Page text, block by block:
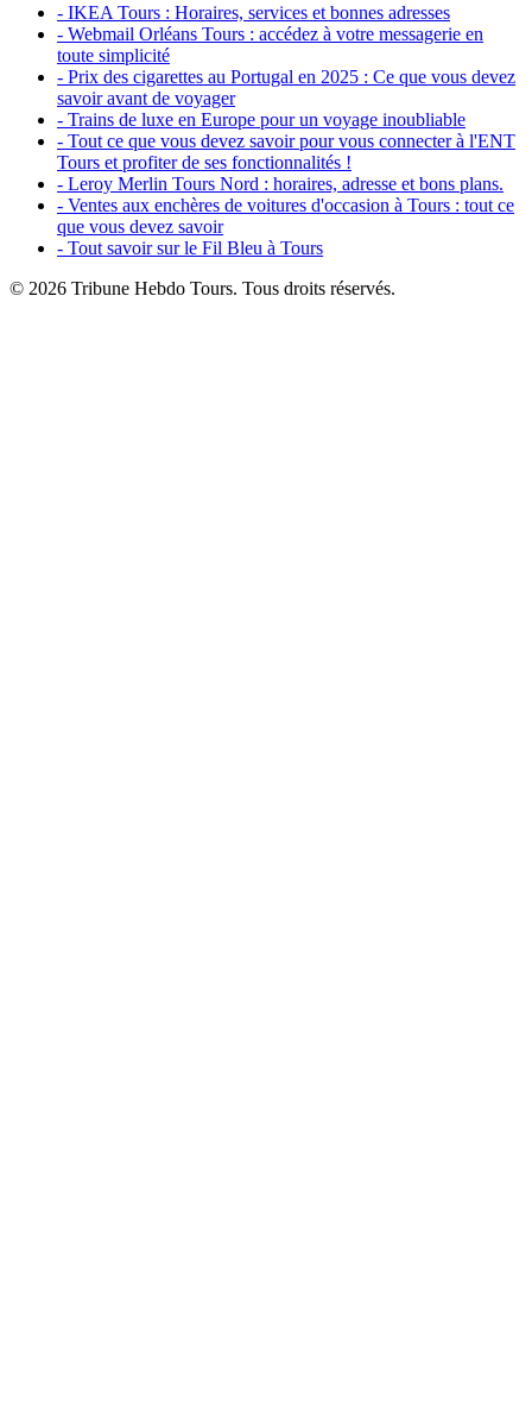
- IKEA Tours : Horaires, services et bonnes adresses
- Webmail Orléans Tours : accédez à votre messagerie en
toute simplicité
- Prix des cigarettes au Portugal en 2025 : Ce que vous devez
savoir avant de voyager
- Trains de luxe en Europe pour un voyage inoubliable
- Tout ce que vous devez savoir pour vous connecter à l'ENT
Tours et profiter de ses fonctionnalités !
- Leroy Merlin Tours Nord : horaires, adresse et bons plans.
- Ventes aux enchères de voitures d'occasion à Tours : tout ce
que vous devez savoir
- Tout savoir sur le Fil Bleu à Tours
© 2026 Tribune Hebdo Tours. Tous droits réservés.